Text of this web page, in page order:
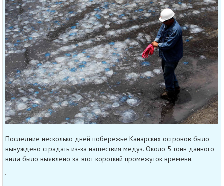
Последние несколько дней побережье Канарских островов было
вынуждено страдать из-за нашествия медуз. Около 5 тонн данного
вида было выявлено за этот короткий промежуток времени.